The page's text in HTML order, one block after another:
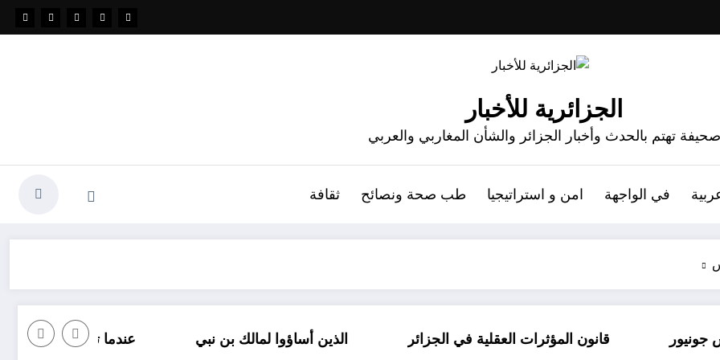
الجزائرية للأخبار
صحيفة تهتم بالحدث وأخبار الجزائر والشأن المغاربي والعربي
في الواجهة امن و استراتيجيا طب صحة ونصائح ثقافة
قانون المؤثرات العقلية في الجزائر الذين أساؤوا لمالك بن نبي عندما ترسل رسالة نصية إلى شخص